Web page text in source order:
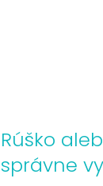
Rúško
správne